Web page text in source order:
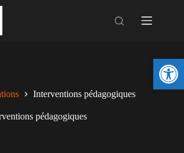
Interventions pédagogiques
pédagogiques